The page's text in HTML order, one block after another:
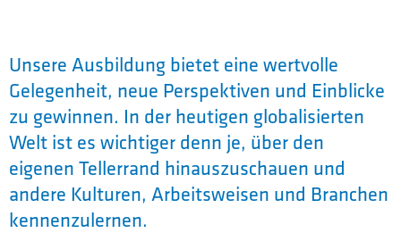
Unsere Ausbildung bietet eine wertvolle
Gelegenheit, neue Perspektiven und Einblicke
zu gewinnen. In der heutigen globalisierten
Welt ist es wichtiger denn je, über den
eigenen Tellerrand hinauszuschauen und
andere Kulturen, Arbeitsweisen und Branchen
kennenzulernen.